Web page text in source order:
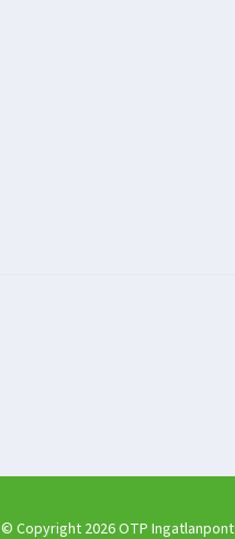
© Copyright 2026 OTP Ingatlanpont